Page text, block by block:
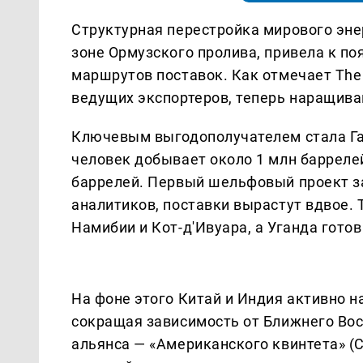
Структурная перестройка мирового
зоне Ормузского пролива, привела к
маршрутов поставок. Как отмечает
ведущих экспортеров, теперь
Ключевым выгодополучателем стала
человек добывает около 1 млн
баррелей. Первый шельфовый проект
аналитиков, поставки вырастут
Намибии и Кот-д'Ивуара, а Уганда
На фоне этого Китай и Индия активно
сокращая зависимость от Ближнего
альянса — «Американского квинтета»